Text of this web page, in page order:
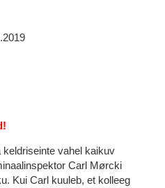
keldriseinte vahel kaikuv
Carl Mørcki
Kui Carl kuuleb, et kolleeg